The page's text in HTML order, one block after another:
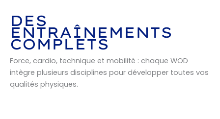
DES
ENTRAÎNEMENTS
COMPLETS
Force, cardio, technique et mobilité : chaque WOD
intègre plusieurs disciplines pour développer toutes vos
qualités physiques.